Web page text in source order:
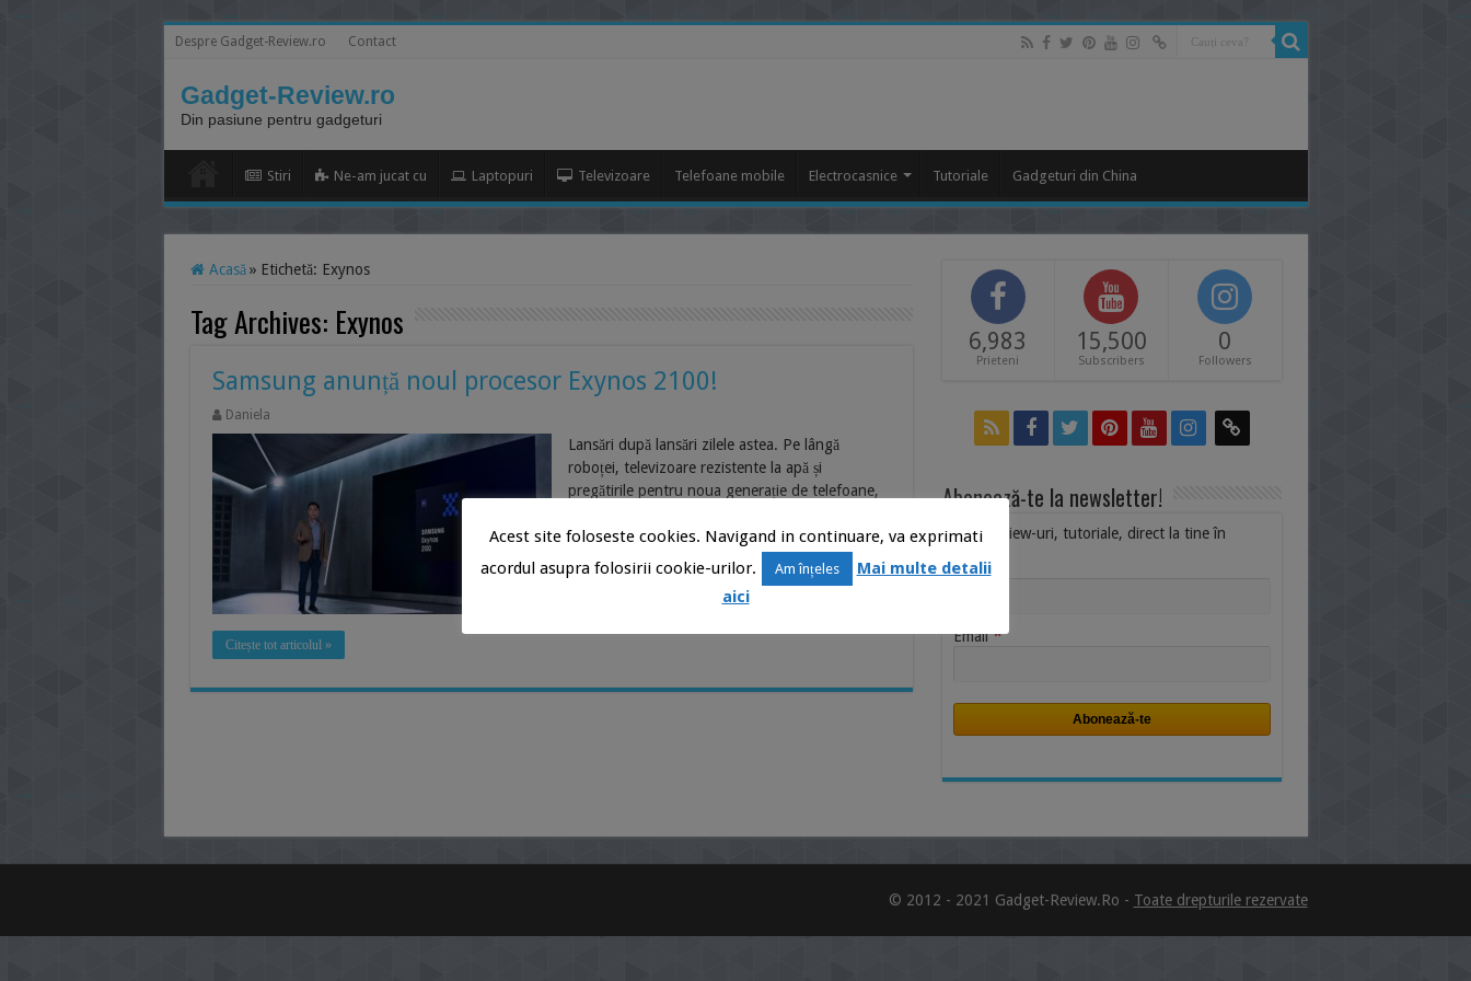
Despre Gadget-Review.ro Contact
Gadget-Review.ro
Din pasiune pentru gadgeturi
Stiri Ne-am jucat cu Laptopuri Televizoare Telefoane mobile Electrocasnice Tutoriale Gadgeturi din China
Acasă » Etichetă: Exynos
Tag Archives: Exynos
Samsung anunță noul procesor Exynos 2100!
Daniela
Lansări după lansări zilele astea. Pe lângă
roboței, televizoare rezistente la apă și
pregătirile pentru noua generație de telefoane,
procesor al lor, și anume Exynos 2100, ARM
Cortex-A78, de 5 nm, cu modul de 5G integrat.
Așadar, acum nu ne rămâne decât să așteptăm
noile lansări în materie de telefoane de anul …
Citește tot articolul »
6,983
Prieteni
15,500
Subscribers
0
Followers
Abonează-te la newsletter!
Știri, review-uri, tutoriale, direct la tine în
Nume
Email*
© 2012 - 2021 Gadget-Review.Ro - Toate drepturile rezervate
Acest site foloseste cookies. Navigand in continuare, va exprimati
acordul asupra folosirii cookie-urilor.
Am înțeles
Mai multe detalii
aici